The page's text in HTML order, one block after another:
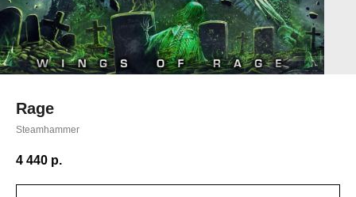
Rage
Steamhammer
4 440 р.